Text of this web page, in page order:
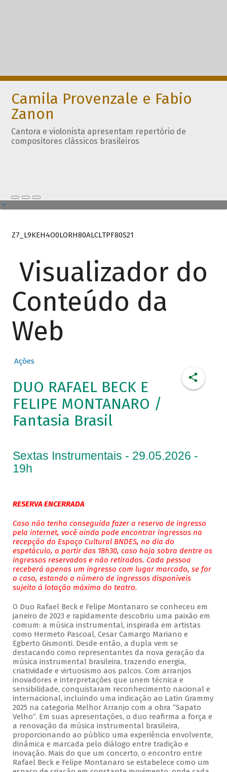
Camila Provenzale e Fabio
Zanon
Cantora e violonista apresentam repertório de
compositores clássicos brasileiros
Z7_L9KEH4O0LORH80ALCLTPF80S21
Visualizador do
Conteúdo da
Web
Ações
DUO RAFAEL BECK E
FELIPE MONTANARO /
Fantasia Brasil
Sextas Instrumentais - 29.05.2026 -
19h
RESERVA ENCERRADA
Caso não tenha conseguido fazer a reserva de ingresso
pela internet, você ainda pode encontrar ingressos na
recepção do Espaço Cultural BNDES, no dia do
espetáculo, a partir das 18h30, caso haja sobra dentre os
ingressos reservados e não retirados. Cada pessoa
receberá apenas um ingresso com lugar marcado, se for
o caso, estando o número de ingressos disponíveis
sujeito à lotação máxima do teatro.
O Duo Rafael Beck e Felipe Montanaro se conheceu em
janeiro de 2023 e rapidamente descobriu uma paixão em
comum: a música instrumental, inspirada em artistas
como Hermeto Pascoal, Cesar Camargo Mariano e
Egberto Gismonti. Desde então, a dupla vem se
destacando como representantes da nova geração da
música instrumental brasileira, trazendo energia,
criatividade e virtuosismo aos palcos. Com arranjos
inovadores e interpretações que unem técnica e
sensibilidade, conquistaram reconhecimento nacional e
internacional, incluindo uma indicação ao Latin Grammy
2025 na categoria Melhor Arranjo com a obra “Sapato
Velho”. Em suas apresentações, o duo reafirma a força e
a renovação da música instrumental brasileira,
proporcionando ao público uma experiência envolvente,
dinâmica e marcada pelo diálogo entre tradição e
inovação. Mais do que um concerto, o encontro entre
Rafael Beck e Felipe Montanaro se estabelece como um